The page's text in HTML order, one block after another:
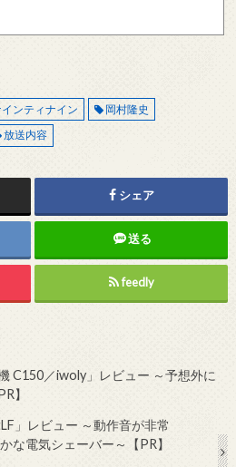
ンティナイン
岡村隆史
放送内容
シェア
送る
feedly
C150／iwoly」レビュー ～予想外に
】
」レビュー ～動作音が非常
な電気シェーバー～【PR】